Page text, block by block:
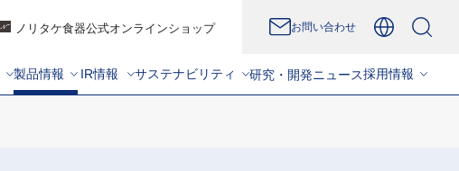
ノリタケ食器公式オンラインショップ お問い合わせ
製品情報 IR情報 サステナビリティ 研究・開発ニュース採用情報